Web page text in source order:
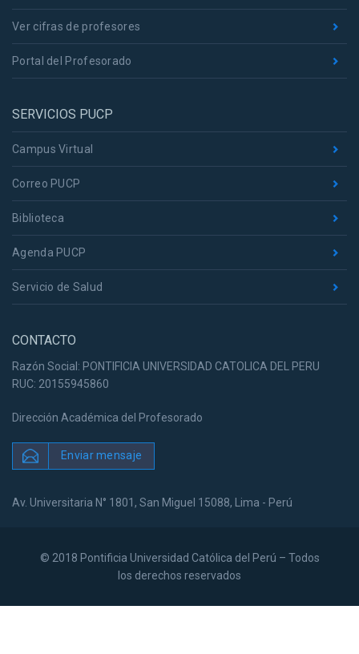
Ver cifras de profesores
Portal del Profesorado
SERVICIOS PUCP
Campus Virtual
Correo PUCP
Biblioteca
Agenda PUCP
Servicio de Salud
CONTACTO
Razón Social: PONTIFICIA UNIVERSIDAD CATOLICA DEL PERU
RUC: 20155945860
Dirección Académica del Profesorado
Enviar mensaje
Av. Universitaria N° 1801, San Miguel 15088, Lima - Perú
© 2018 Pontificia Universidad Católica del Perú – Todos
los derechos reservados